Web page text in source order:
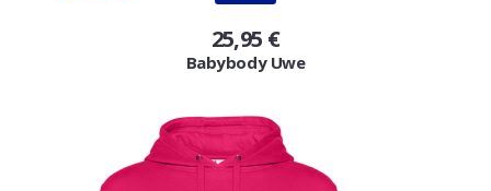
25,95 €
Babybody Uwe